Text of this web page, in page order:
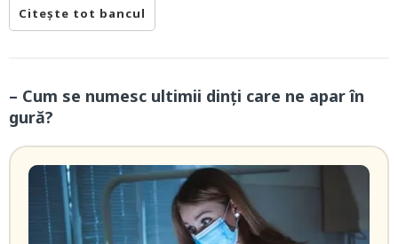
Citește tot bancul
– Cum se numesc ultimii dinți care ne apar în
gură?